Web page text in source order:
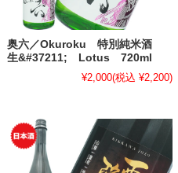
奥六／Okuroku 特別純米酒
生&#37211; Lotus 720ml
¥2,000(税込 ¥2,200)